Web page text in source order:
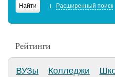
Актуальные статьи
Расширенный поиск
Рейтинги
ВУЗы Колледжи